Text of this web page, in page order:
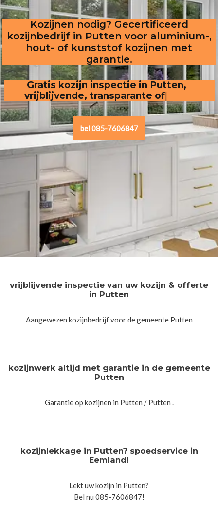
Kozijnen nodig? Gecertificeerd
kozijnbedrijf in Putten voor aluminium-,
hout- of kunststof kozijnen met
garantie.
Gratis kozijn inspectie in Putten,
vrijblijvende, transparante offerte
bel 085-7606847
vrijblijvende inspectie van uw kozijn & offerte
in Putten
Aangewezen kozijnbedrijf voor de gemeente Putten
kozijnwerk altijd met garantie in de gemeente
Putten
Garantie op kozijnen in Putten / Putten .
kozijnlekkage in Putten? spoedservice in
Eemland!
Lekt uw kozijn in Putten?
Bel nu 085-7606847!